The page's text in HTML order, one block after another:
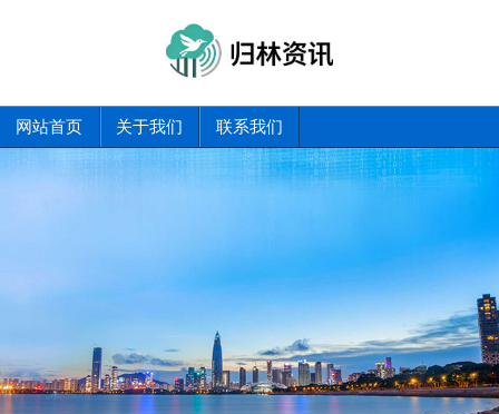
网站首页 关于我们 联系我们